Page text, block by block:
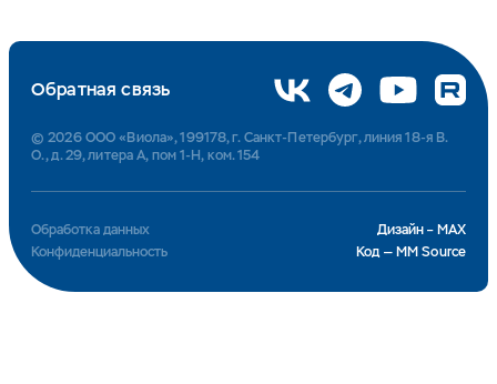
Дизайн – MAX
Обработка данных
Код — MM Source
Конфиденциальность
Обратная связь
© 2026 ООО «Виола», 199178, г. Санкт-Петербург, линия 18-я В.
О., д. 29, литера А, пом 1-Н, ком. 154